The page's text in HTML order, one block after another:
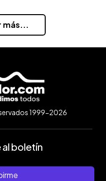
más...
1999-2026
boletín